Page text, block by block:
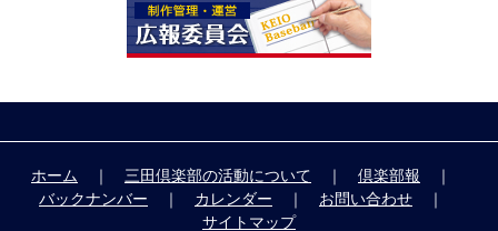
ホーム ｜ 三田倶楽部の活動について ｜ 倶楽部報 ｜
バックナンバー ｜ カレンダー ｜ お問い合わせ ｜
サイトマップ